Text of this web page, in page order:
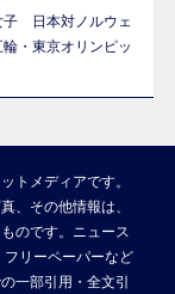
子 日本対ノルウェ
・東京オリンピッ
トメディアです。
、その他情報は、
のです。ニュース
リーペーパーなど
一部引用・全文引